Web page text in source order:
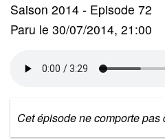
Saison 2014 - Episode 72
Paru le 30/07/2014, 21:00
Cet épisode ne comporte pas